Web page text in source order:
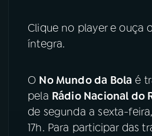
TikTok
Clique no player e ouça
íntegra.
O No Mundo da Bola é
pela Rádio Nacional do
de segunda a sexta-
17h. Para participar das